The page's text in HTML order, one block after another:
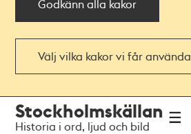
Godkänn alla kakor
Välj vilka kakor vi får använda
navigationen
huvudinnehållet
Stockholmskällan
Historia i ord, ljud och bild